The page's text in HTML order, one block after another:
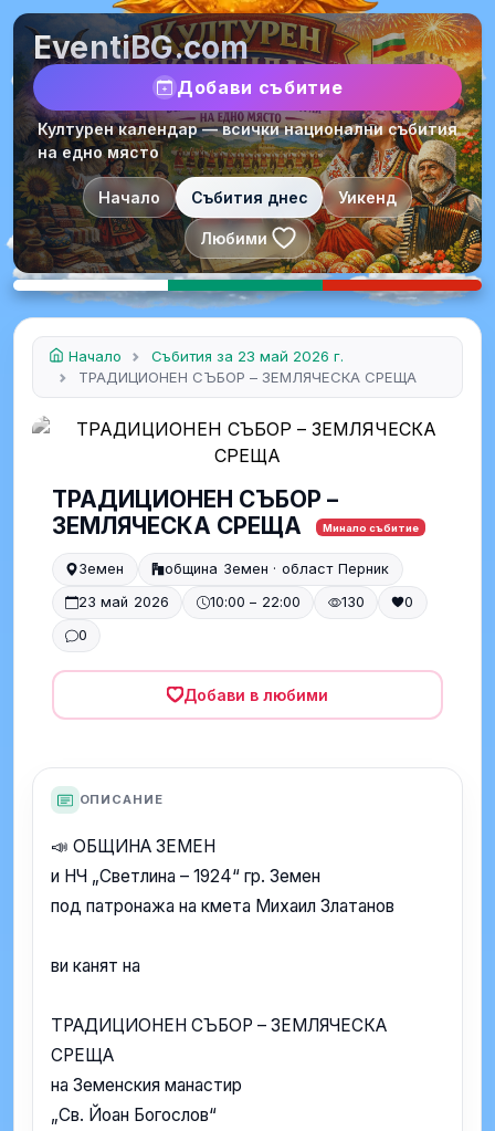
EventiBG.com
Добави събитие
Културен календар — всички национални събития
на едно място
Начало Събития днес Уикенд
Любими
Начало
Събития за 23 май 2026 г.
ТРАДИЦИОНЕН СЪБОР – ЗЕМЛЯЧЕСКА СРЕЩА
ТРАДИЦИОНЕН СЪБОР –
ЗЕМЛЯЧЕСКА СРЕЩА
Минало събитие
Земен
община Земен · област Перник
23 май 2026
10:00 – 22:00 130
0
0
Добави в любими
ОПИСАНИЕ
📣 ОБЩИНА ЗЕМЕН
и НЧ „Светлина – 1924“ гр. Земен
под патронажа на кмета Михаил Златанов
ви канят на
ТРАДИЦИОНЕН СЪБОР – ЗЕМЛЯЧЕСКА
СРЕЩА
на Земенския манастир
„Св. Йоан Богослов“